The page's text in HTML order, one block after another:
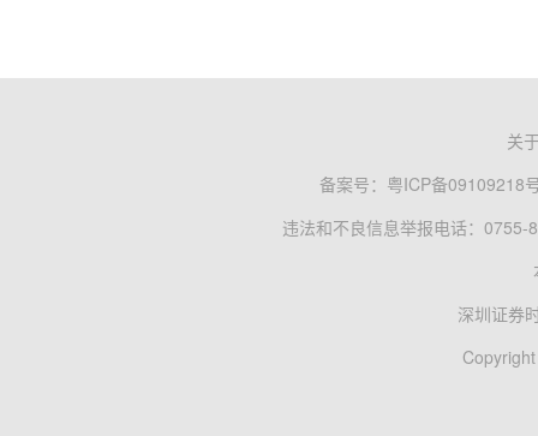
关
备案号： 粤ICP备09109218
违法和不良信息举报电话：0755-
深圳证券